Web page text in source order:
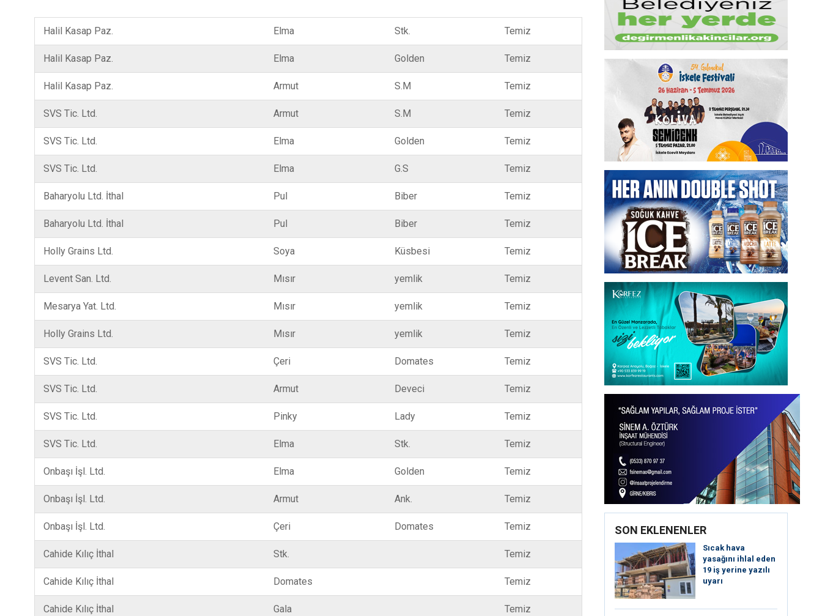
Halil Kasap Paz. Elma Stk. Temiz
Halil Kasap Paz. Elma Golden Temiz
Halil Kasap Paz. Armut S.M Temiz
SVS Tic. Ltd. Armut S.M Temiz
SVS Tic. Ltd. Elma Golden Temiz
SVS Tic. Ltd. Elma G.S Temiz
Baharyolu Ltd. İthal Pul Biber Temiz
Baharyolu Ltd. İthal Pul Biber Temiz
Holly Grains Ltd. Soya Küsbesi Temiz
Levent San. Ltd. Mısır yemlik Temiz
Mesarya Yat. Ltd. Mısır yemlik Temiz
Holly Grains Ltd. Mısır yemlik Temiz
SVS Tic. Ltd. Çeri Domates Temiz
SVS Tic. Ltd. Armut Deveci Temiz
SVS Tic. Ltd. Pinky Lady Temiz
SVS Tic. Ltd. Elma Stk. Temiz
Onbaşı İşl. Ltd. Elma Golden Temiz
Onbaşı İşl. Ltd. Armut Ank. Temiz
Onbaşı İşl. Ltd. Çeri Domates Temiz
Cahide Kılıç İthal Stk. Temiz
Cahide Kılıç İthal Domates Temiz
Cahide Kılıç İthal Gala Temiz
SON EKLENENLER
Sıcak hava
yasağını ihlal eden
19 iş yerine yazılı
uyarı